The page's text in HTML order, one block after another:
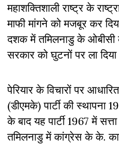
महाशक्तिशाली राष्ट्र के
माफी मांगने को मजबूर कर
दशक में तमिलनाडु के ओबीसी
सरकार को घुटनों पर ला
पेरियार के विचारों पर
(डीएमके) पार्टी की स्थापना
के बाद यह पार्टी 1967 में
तमिलनाडु में कांग्रेस के के.